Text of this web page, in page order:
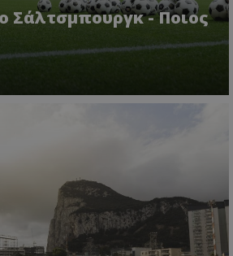
Σάλτσμπουργκ - Ποιος